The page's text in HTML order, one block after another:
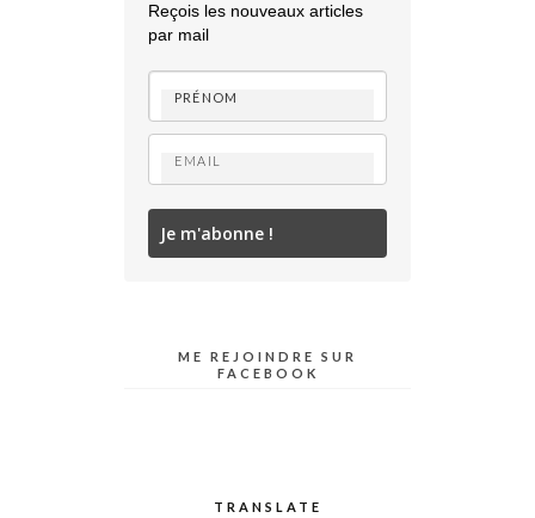
Reçois les nouveaux articles
par mail
Je m'abonne !
ME REJOINDRE SUR
FACEBOOK
TRANSLATE